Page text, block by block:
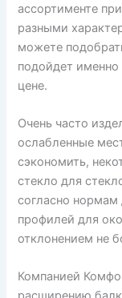
ассортименте
разными
можете
подойдет именно
цене.
Очень часто
ослабленные
сэкономить,
стекло для
согласно нормам
профилей для
отклонением не
Компанией